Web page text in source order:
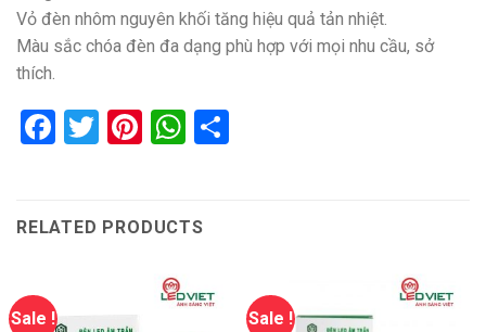
Vỏ đèn nhôm nguyên khối tăng hiệu quả tản nhiệt.
Màu sắc chóa đèn đa dạng phù hợp với mọi nhu cầu, sở
thích.
Facebook
Twitter
Pinterest
WhatsApp
RELATED PRODUCTS
Sale ! Sale !